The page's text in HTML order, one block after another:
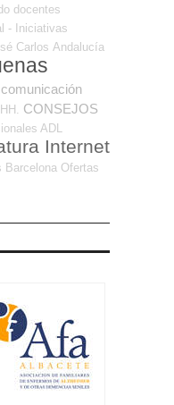
docentes
- Iniciativas
Carlos Andalucía
comunicación
CONSEJOS
ADL
Internet
Barcelona Ofertas